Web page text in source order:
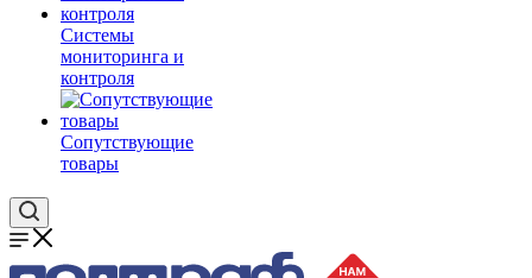
Системы
мониторинга и
контроля
Сопутствующие
товары